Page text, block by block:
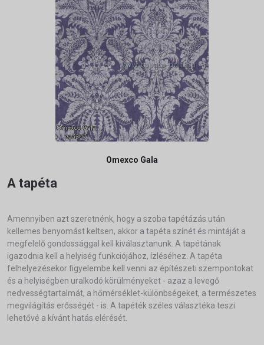
Omexco Gala
A tapéta
Amennyiben azt szeretnénk, hogy a szoba tapétázás után
kellemes benyomást keltsen, akkor a tapéta színét és mintáját a
megfelelő gondossággal kell kiválasztanunk. A tapétának
igazodnia kell a helyiség funkciójához, ízléséhez. A tapéta
felhelyezésekor figyelembe kell venni az építészeti szempontokat
és a helyiségben uralkodó körülményeket - azaz a levegő
nedvességtartalmát, a hőmérséklet-különbségeket, a természetes
megvilágítás erősségét - is. A tapéték széles választéka teszi
lehetővé a kívánt hatás elérését.